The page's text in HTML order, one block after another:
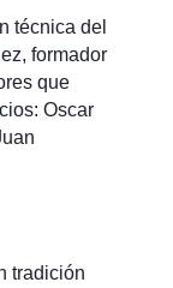
técnica del
formador
que
Oscar
tradición